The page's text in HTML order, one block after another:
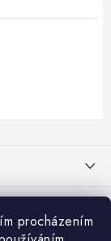
procházením